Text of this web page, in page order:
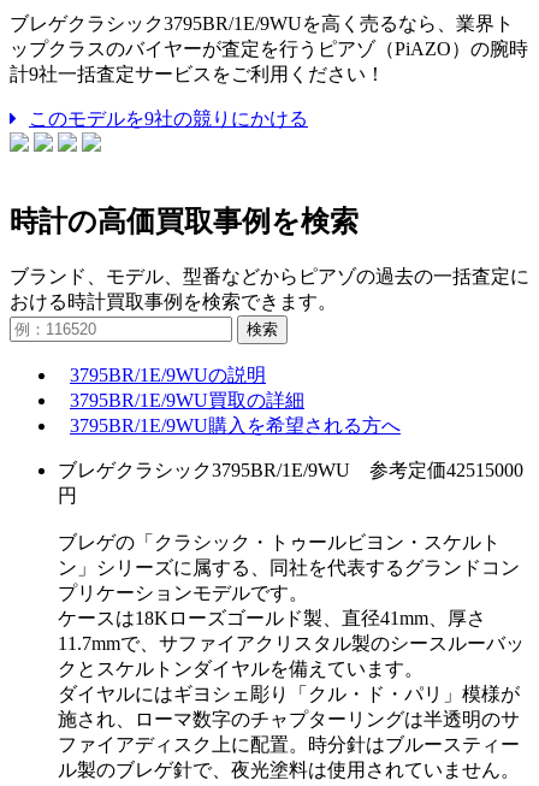
ブレゲクラシック3795BR/1E/9WUを高く売るなら、業界ト
ップクラスのバイヤーが査定を行うピアゾ（PiAZO）の腕時
計9社一括査定サービスをご利用ください！
このモデルを9社の競りにかける
時計の高価買取事例を検索
ブランド、モデル、型番などからピアゾの過去の一括査定に
おける時計買取事例を検索できます。
検索
3795BR/1E/9WUの説明
3795BR/1E/9WU買取の詳細
3795BR/1E/9WU購入を希望される方へ
ブレゲクラシック3795BR/1E/9WU 参考定価42515000
円
ブレゲの「クラシック・トゥールビヨン・スケルト
ン」シリーズに属する、同社を代表するグランドコン
プリケーションモデルです。
ケースは18Kローズゴールド製、直径41mm、厚さ
11.7mmで、サファイアクリスタル製のシースルーバッ
クとスケルトンダイヤルを備えています。
ダイヤルにはギヨシェ彫り「クル・ド・パリ」模様が
施され、ローマ数字のチャプターリングは半透明のサ
ファイアディスク上に配置。時分針はブルースティー
ル製のブレゲ針で、夜光塗料は使用されていません。